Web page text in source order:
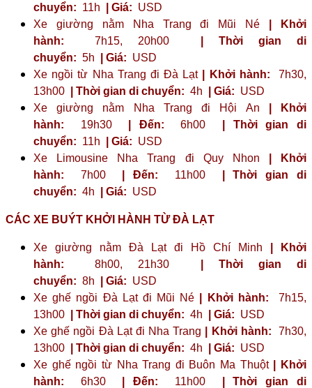
chuyển: 11h | Giá: USD
Xe giường nằm Nha Trang đi Mũi Né
| Khởi
hành: 7h15, 20h00
| Thời gian di
chuyển: 5h | Giá: USD
Xe ngồi từ Nha Trang đi Đà Lạt
| Khởi hành: 7h30,
13h00
| Thời gian di chuyển: 4h | Giá: USD
Xe giường nằm Nha Trang đi Hội An
| Khởi
hành: 19h30 | Đến: 6h00
| Thời gian di
chuyển: 11h | Giá: USD
Xe Limousine Nha Trang đi Quy Nhon
| Khởi
hành: 7h00 | Đến: 11h00
| Thời gian di
chuyển: 4h | Giá: USD
CÁC XE BUÝT KHỞI HÀNH TỪ ĐÀ LẠT
Xe giường nằm Đà Lạt đi Hồ Chí Minh
| Khởi
hành: 8h00, 21h30
| Thời gian di
chuyển: 8h | Giá: USD
Xe ghế ngồi Đà Lạt đi Mũi Né
| Khởi hành: 7h15,
13h00
| Thời gian di chuyển: 4h | Giá: USD
Xe ghế ngồi Đà Lạt đi Nha Trang
| Khởi hành: 7h30,
13h00
| Thời gian di chuyển: 4h | Giá: USD
Xe ghế ngồi từ Nha Trang đi Buôn Ma Thuột
| Khởi
hành: 6h30 | Đến: 11h00
| Thời gian di